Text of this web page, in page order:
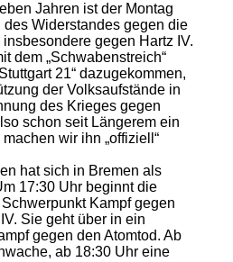
Jahren ist der Montag
des Widerstandes gegen die
gegen Hartz IV.
dem „Schwabenstreich“
21“ dazugekommen,
der Volksaufstände in
des Krieges gegen
schon seit Längerem ein
wir ihn „offiziell“
hat sich in Bremen als
17:30 Uhr beginnt die
Kampf gegen
Sie geht über in ein
gegen den Atomtod. Ab
ab 18:30 Uhr eine